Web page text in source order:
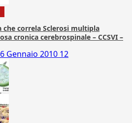
che correla Sclerosi multipla
cronica cerebrospinale – CCSVI –
Gennaio 2010 12